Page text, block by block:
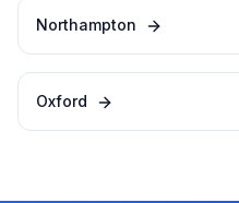
Northampton
Oxford